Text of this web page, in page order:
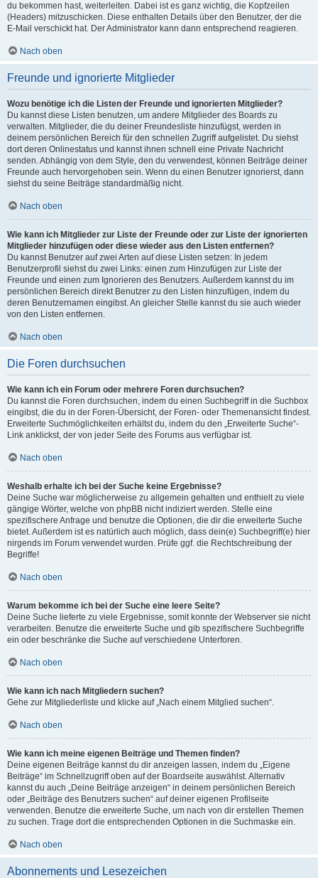
du bekommen hast, weiterleiten. Dabei ist es ganz wichtig, die Kopfzeilen
(Headers) mitzuschicken. Diese enthalten Details über den Benutzer, der die
E-Mail verschickt hat. Der Administrator kann dann entsprechend reagieren.
Nach oben
Freunde und ignorierte Mitglieder
Wozu benötige ich die Listen der Freunde und ignorierten Mitglieder?
Du kannst diese Listen benutzen, um andere Mitglieder des Boards zu
verwalten. Mitglieder, die du deiner Freundesliste hinzufügst, werden in
deinem persönlichen Bereich für den schnellen Zugriff aufgelistet. Du siehst
dort deren Onlinestatus und kannst ihnen schnell eine Private Nachricht
senden. Abhängig von dem Style, den du verwendest, können Beiträge deiner
Freunde auch hervorgehoben sein. Wenn du einen Benutzer ignorierst, dann
siehst du seine Beiträge standardmäßig nicht.
Nach oben
Wie kann ich Mitglieder zur Liste der Freunde oder zur Liste der ignorierten
Mitglieder hinzufügen oder diese wieder aus den Listen entfernen?
Du kannst Benutzer auf zwei Arten auf diese Listen setzen: In jedem
Benutzerprofil siehst du zwei Links: einen zum Hinzufügen zur Liste der
Freunde und einen zum Ignorieren des Benutzers. Außerdem kannst du im
persönlichen Bereich direkt Benutzer zu den Listen hinzufügen, indem du
deren Benutzernamen eingibst. An gleicher Stelle kannst du sie auch wieder
von den Listen entfernen.
Nach oben
Die Foren durchsuchen
Wie kann ich ein Forum oder mehrere Foren durchsuchen?
Du kannst die Foren durchsuchen, indem du einen Suchbegriff in die Suchbox
eingibst, die du in der Foren-Übersicht, der Foren- oder Themenansicht findest.
Erweiterte Suchmöglichkeiten erhältst du, indem du den „Erweiterte Suche“-
Link anklickst, der von jeder Seite des Forums aus verfügbar ist.
Nach oben
Weshalb erhalte ich bei der Suche keine Ergebnisse?
Deine Suche war möglicherweise zu allgemein gehalten und enthielt zu viele
gängige Wörter, welche von phpBB nicht indiziert werden. Stelle eine
spezifischere Anfrage und benutze die Optionen, die dir die erweiterte Suche
bietet. Außerdem ist es natürlich auch möglich, dass dein(e) Suchbegriff(e) hier
nirgends im Forum verwendet wurden. Prüfe ggf. die Rechtschreibung der
Begriffe!
Nach oben
Warum bekomme ich bei der Suche eine leere Seite?
Deine Suche lieferte zu viele Ergebnisse, somit konnte der Webserver sie nicht
verarbeiten. Benutze die erweiterte Suche und gib spezifischere Suchbegriffe
ein oder beschränke die Suche auf verschiedene Unterforen.
Nach oben
Wie kann ich nach Mitgliedern suchen?
Gehe zur Mitgliederliste und klicke auf „Nach einem Mitglied suchen“.
Nach oben
Wie kann ich meine eigenen Beiträge und Themen finden?
Deine eigenen Beiträge kannst du dir anzeigen lassen, indem du „Eigene
Beiträge“ im Schnellzugriff oben auf der Boardseite auswählst. Alternativ
kannst du auch „Deine Beiträge anzeigen“ in deinem persönlichen Bereich
oder „Beiträge des Benutzers suchen“ auf deiner eigenen Profilseite
verwenden. Benutze die erweiterte Suche, um nach von dir erstellen Themen
zu suchen. Trage dort die entsprechenden Optionen in die Suchmaske ein.
Nach oben
Abonnements und Lesezeichen